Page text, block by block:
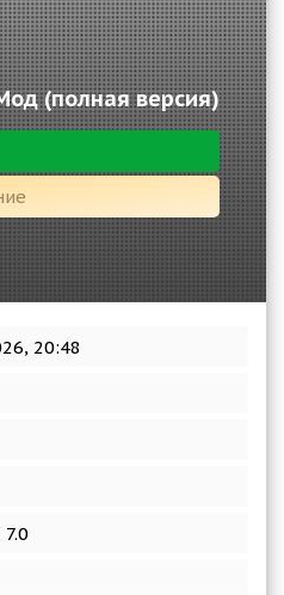
(полная версия)
20:48